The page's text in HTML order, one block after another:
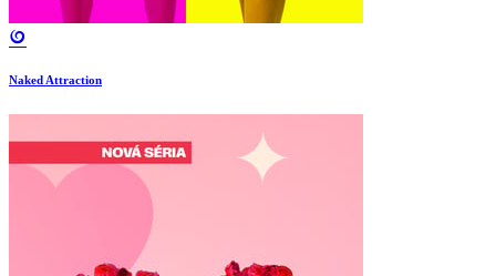
Naked Attraction